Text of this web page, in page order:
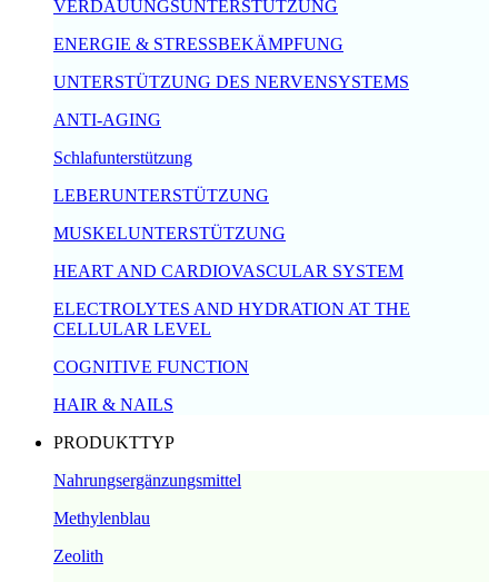
VERDAUUNGSUNTERSTÜTZUNG
ENERGIE & STRESSBEKÄMPFUNG
UNTERSTÜTZUNG DES NERVENSYSTEMS
ANTI-AGING
Schlafunterstützung
LEBERUNTERSTÜTZUNG
MUSKELUNTERSTÜTZUNG
HEART AND CARDIOVASCULAR SYSTEM
ELECTROLYTES AND HYDRATION AT THE
CELLULAR LEVEL
COGNITIVE FUNCTION
HAIR & NAILS
PRODUKTTYP
Nahrungsergänzungsmittel
Methylenblau
Zeolith